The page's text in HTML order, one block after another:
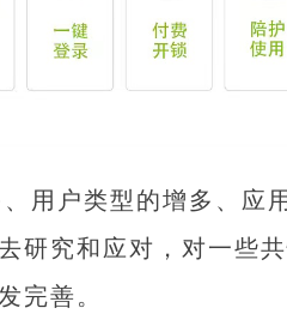
用户类型的增多、应
研究和应对，对一些
完善。